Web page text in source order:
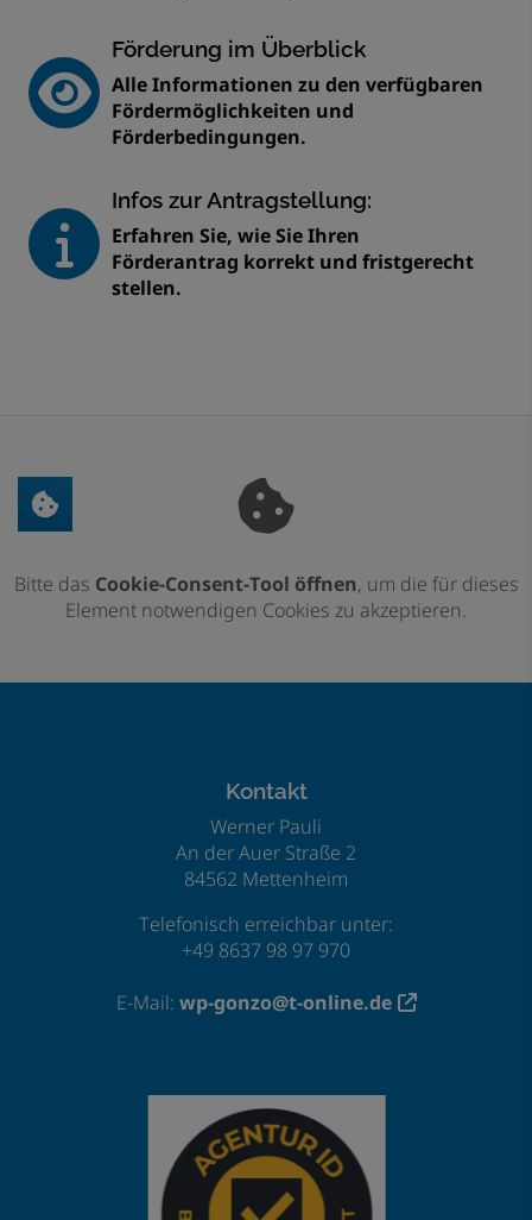
Förderung im Überblick
Alle Informationen zu den verfügbaren
Fördermöglichkeiten und
Förderbedingungen.
Infos zur Antragstellung:
Erfahren Sie, wie Sie Ihren
Förderantrag korrekt und fristgerecht
stellen.
Bitte das Cookie-Consent-Tool öffnen, um die für dieses
Element notwendigen Cookies zu akzeptieren.
Kontakt
Werner Pauli
An der Auer Straße 2
84562 Mettenheim
Telefonisch erreichbar unter:
+49 8637 98 97 970
E-Mail: wp-gonzo@t-online.de